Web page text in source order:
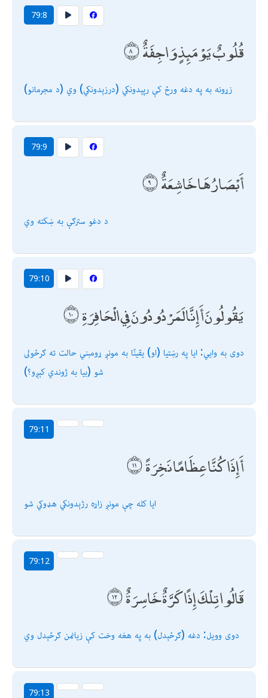
79:8
قُلُوبٌ يَوْمَئِذٍ وَاجِفَةٌ
(د مجرمانو) زړونه به په دغه ورځ كې رپېدونكي (درزېدونكي) وي
79:9
أَبْصَارُهَا خَاشِعَةٌ
د دغو سترګې به ښكته وي
79:10
يَقُولُونَ أَإِنَّا لَمَرْدُودُونَ فِي الْحَافِرَةِ
دوى به وايي: ایا په رښتیا (او) یقینًا به مونږ ړومبني حالت ته ګرځولى
شو (بیا به ژوندي كېږو؟)
79:11
أَإِذَا كُنَّا عِظَامًا نَخِرَةً
ایا كله چې مونږ زاړه رژېدونكي هډوكي شو
79:12
قَالُوا تِلْكَ إِذًا كَرَّةٌ خَاسِرَةٌ
دوى وویل: دغه (ګرځېدل) به په هغه وخت كې زیانمن ګرځېدل وي
79:13